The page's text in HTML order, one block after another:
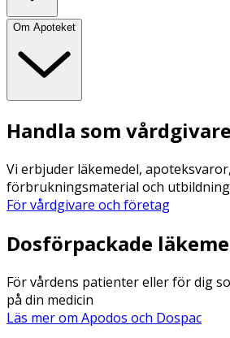
Om Apoteket
Handla som
Vi erbjuder läkemedel, apoteksvaror,
förbrukningsmaterial och
För vårdgivare och företag
Dosförpackade
För vårdens patienter eller för dig
på din medicin
Läs mer om Apodos och Dospac